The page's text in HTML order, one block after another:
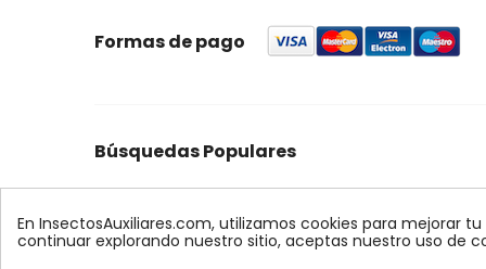
Formas de pago
Búsquedas Populares
foresta feromonas quercus control ynject
max
palmera biologico xilemax encinas
En InsectosAuxiliares.com, utilizamos cookies para mejorar
continuar explorando nuestro sitio, aceptas nuestro uso de